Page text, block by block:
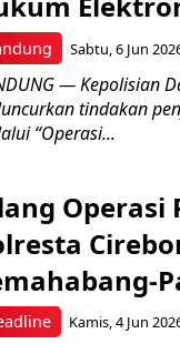
Sabtu, 6 Jun
— Kepolisian
tindakan
“Operasi...
Kamis, 4 Jun